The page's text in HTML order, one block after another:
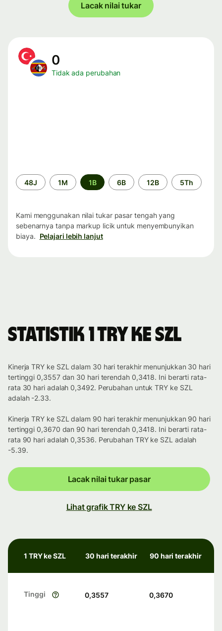
Lacak nilai tukar
0
Tidak ada perubahan
Periode
waktu
48J 1M 1B 6B 12B 5Th
Kami menggunakan nilai tukar pasar tengah yang
sebenarnya tanpa markup licik untuk menyembunyikan
biaya. Pelajari lebih lanjut
Statistik 1 TRY ke SZL
Kinerja TRY ke SZL dalam 30 hari terakhir menunjukkan 30 hari
tertinggi 0,3557 dan 30 hari terendah 0,3418. Ini berarti rata-
rata 30 hari adalah 0,3492. Perubahan untuk TRY ke SZL
adalah -2.33.
Kinerja TRY ke SZL dalam 90 hari terakhir menunjukkan 90 hari
tertinggi 0,3670 dan 90 hari terendah 0,3418. Ini berarti rata-
rata 90 hari adalah 0,3536. Perubahan TRY ke SZL adalah
-5.39.
Lacak nilai tukar pasar
Lihat grafik TRY ke SZL
1 TRY ke SZL 30 hari terakhir 90 hari terakhir
Tinggi 0,3557 0,3670